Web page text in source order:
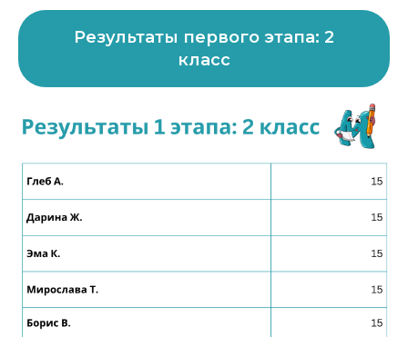
Результаты первого этапа: 2
класс